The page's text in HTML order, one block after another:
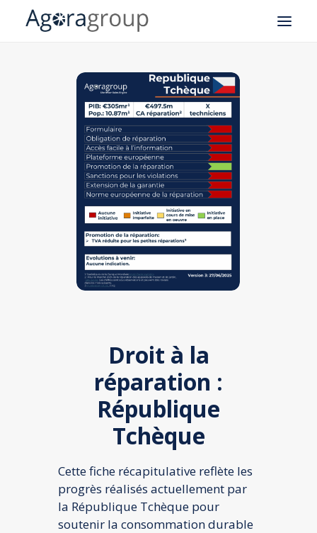
Notre expertise SAV
Field Service Management
Logistique
Business Intelligence
Nos business cases
À propos de notre groupe
Agoragroup Tunis
Droit à la réparation UE
Nos offres d’emploi
Contactez-nous
Droit à la
réparation :
République
Tchèque
Cette fiche récapitulative reflète les
progrès réalisés actuellement par
la République Tchèque pour
soutenir la consommation durable